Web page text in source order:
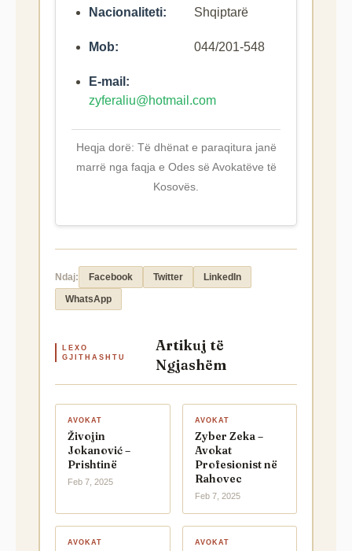
Nacionaliteti: Shqiptarë
Mob: 044/201-548
E-mail:
zyferaliu@hotmail.com
Heqja dorë: Të dhënat e paraqitura janë
marrë nga faqja e Odes së Avokatëve të
Kosovës.
Ndaj: Facebook Twitter
LinkedIn
WhatsApp
LEXO
GJITHASHTU
Artikuj të
Ngjashëm
AVOKAT
Živojin
Jokanović –
Prishtinë
Feb 7, 2025
AVOKAT
Zyber Zeka –
Avokat
Profesionist në
Rahovec
Feb 7, 2025
AVOKAT AVOKAT